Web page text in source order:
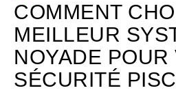
COMMENT
MEILLEUR
NOYADE POUR
SÉCURITÉ